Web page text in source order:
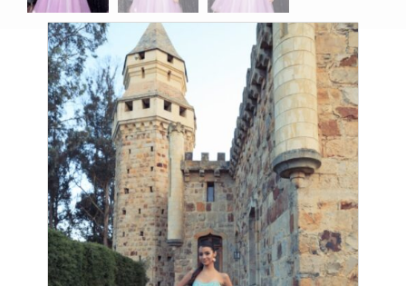
Productos relacionados